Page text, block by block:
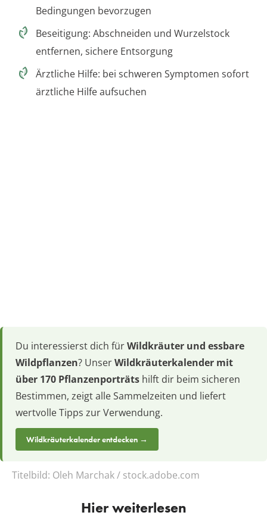
Bedingungen bevorzugen
Beseitigung: Abschneiden und Wurzelstock
entfernen, sichere Entsorgung
Ärztliche Hilfe: bei schweren Symptomen sofort
ärztliche Hilfe aufsuchen
Du interessierst dich fürWildkräuter und essbare
Wildpflanzen? UnserWildkräuterkalender mit
über 170 Pflanzenporträts hilft dir beim sicheren
Bestimmen, zeigt alle Sammelzeiten und liefert
wertvolle Tipps zur Verwendung.
Wildkräuterkalender entdecken →
Titelbild: Oleh Marchak / stock.adobe.com
Hier weiterlesen